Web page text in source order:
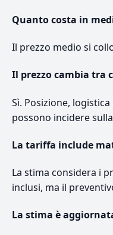
Quanto costa in
Il prezzo medio si
Il prezzo cambia tra
Sì. Posizione,
possono incidere
La tariffa include
La stima considera i
inclusi, ma il
La stima è